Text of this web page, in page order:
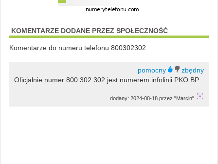
KOMENTARZE DODANE PRZEZ SPOŁECZNOŚĆ
Komentarze do numeru telefonu 800302302
Oficjalnie numer 800 302 302 jest numerem infolinii PKO BP.
dodany: 2024-08-18 przez "Marcin"